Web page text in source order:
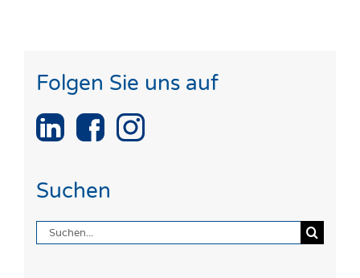
Folgen Sie uns auf
Suchen
Suche
nach: